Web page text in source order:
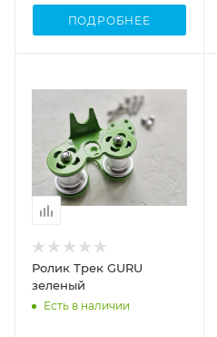
ПОДРОБНЕЕ
Ролик Трек GURU
зеленый
Есть в наличии